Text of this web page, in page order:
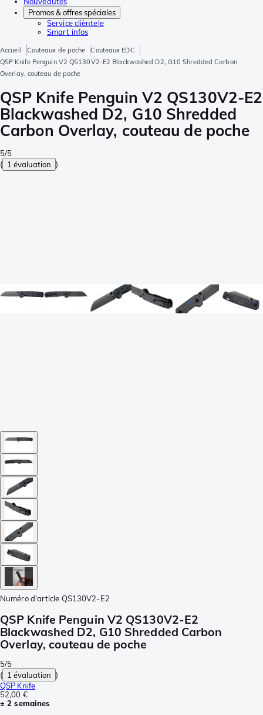
Promos & offres spéciales
Service clièntele
Smart infos
Accueil Couteaux de poche
Couteaux EDC
QSP Knife Penguin V2 QS130V2-E2 Blackwashed D2, G10 Shredded Carbon
Overlay, couteau de poche
QSP Knife Penguin V2 QS130V2-E2
Blackwashed D2, G10 Shredded
Carbon Overlay, couteau de poche
5/5
( 1 évaluation )
Numéro d'article QS130V2-E2
QSP Knife Penguin V2 QS130V2-E2
Blackwashed D2, G10 Shredded Carbon
Overlay, couteau de poche
5/5
( 1 évaluation )
QSP Knife
52,00 €
± 2 semaines